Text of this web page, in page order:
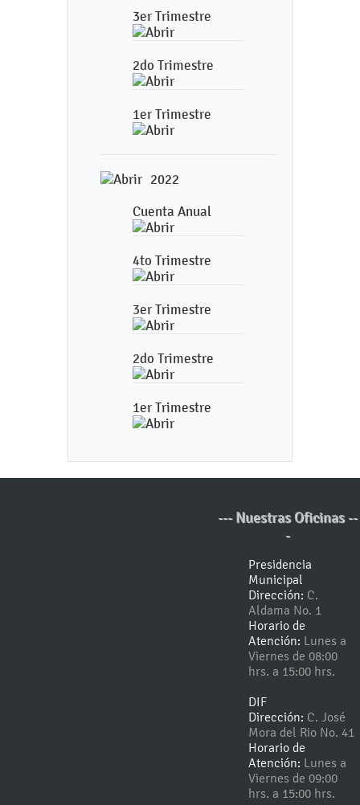
3er Trimestre
2do Trimestre
1er Trimestre
2022
Cuenta Anual
4to Trimestre
3er Trimestre
2do Trimestre
1er Trimestre
--- Nuestras Oficinas --
-
Presidencia
Municipal
Dirección: C.
Aldama No. 1
Horario de
Atención: Lunes a
Viernes de 08:00
hrs. a 15:00 hrs.
DIF
Dirección: C. José
Mora del Rio No. 41
Horario de
Atención: Lunes a
Viernes de 09:00
hrs. a 15:00 hrs.